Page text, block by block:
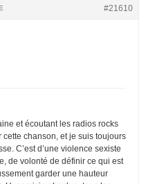
#21610
et écoutant les radios rocks
chanson, et je suis toujours
C’est d’une violence sexiste
de volonté de définir ce qui est
garder une hauteur